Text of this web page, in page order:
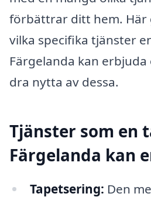
förbättrar ditt hem. Här
vilka specifika tjänster
Färgelanda kan
dra nytta av dessa.
Tjänster som en
Färgelanda kan
Tapetsering: Den